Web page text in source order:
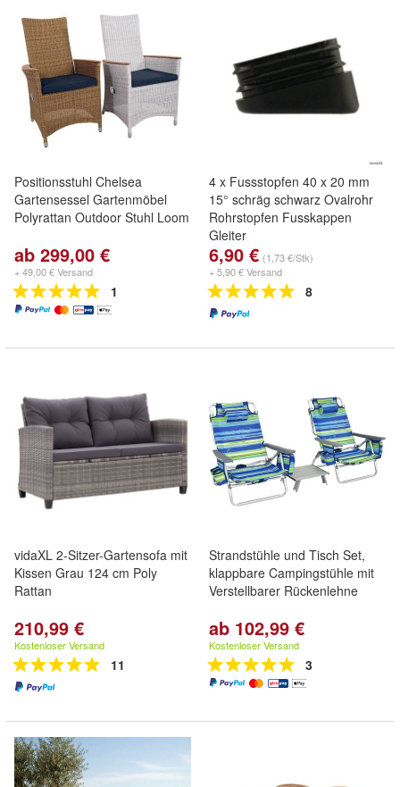
Positionsstuhl Chelsea
Gartensessel Gartenmöbel
Polyrattan Outdoor Stuhl Loom
ab 299,00 €
+ 49,00 € Versand
1
4 x Fussstopfen 40 x 20 mm
15° schräg schwarz Ovalrohr
Rohrstopfen Fusskappen
Gleiter
6,90 € (1,73 €/Stk)
+ 5,90 € Versand
8
vidaXL 2-Sitzer-Gartensofa mit
Kissen Grau 124 cm Poly
Rattan
210,99 €
Kostenloser Versand
11
Strandstühle und Tisch Set,
klappbare Campingstühle mit
Verstellbarer Rückenlehne
ab 102,99 €
Kostenloser Versand
3